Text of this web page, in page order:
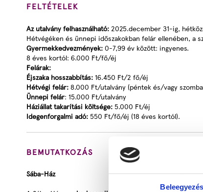
Beleegyezés
FELTÉTELEK
Az utalvány felhasználható: 2025.december 31-ig,
Hétvégéken és ünnepi időszakokban felár ellenében, a
Gyermekkedvezmények: 0-7,99 év között: ingyenes.
8 éves kortól: 6.000 Ft/fő/éj
Felárak:
Éjszaka hosszabbítás: 16.450 Ft/2 fő/éj
Hétvégi felár: 8.000 Ft/utalvány (péntek és/vagy
Ünnepi felár: 15.000 Ft/utalvány
Háziállat takarítási költsége: 5.000 Ft/éj
Idegenforgalmi adó: 550 Ft/fő/éj (18 éves kortól).
BEMUTATKOZÁS
Sába-Ház